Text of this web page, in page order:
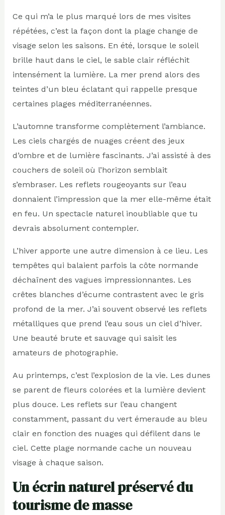
Ce qui m’a le plus marqué lors de mes visites
répétées, c’est la façon dont la plage change de
visage selon les saisons. En été, lorsque le soleil
brille haut dans le ciel, le sable clair réfléchit
intensément la lumière. La mer prend alors des
teintes d’un bleu éclatant qui rappelle presque
certaines plages méditerranéennes.
L’automne transforme complètement l’ambiance.
Les ciels chargés de nuages créent des jeux
d’ombre et de lumière fascinants. J’ai assisté à des
couchers de soleil où l’horizon semblait
s’embraser. Les reflets rougeoyants sur l’eau
donnaient l’impression que la mer elle-même était
en feu. Un spectacle naturel inoubliable que tu
devrais absolument contempler.
L’hiver apporte une autre dimension à ce lieu. Les
tempêtes qui balaient parfois la côte normande
déchaînent des vagues impressionnantes. Les
crêtes blanches d’écume contrastent avec le gris
profond de la mer. J’ai souvent observé les reflets
métalliques que prend l’eau sous un ciel d’hiver.
Une beauté brute et sauvage qui saisit les
amateurs de photographie.
Au printemps, c’est l’explosion de la vie. Les dunes
se parent de fleurs colorées et la lumière devient
plus douce. Les reflets sur l’eau changent
constamment, passant du vert émeraude au bleu
clair en fonction des nuages qui défilent dans le
ciel. Cette plage normande cache un nouveau
visage à chaque saison.
Un écrin naturel préservé du
tourisme de masse